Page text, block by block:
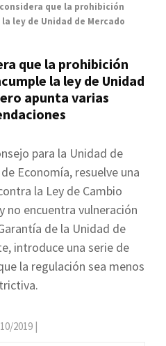
que la prohibición
ley de Unidad de Mercado
que la prohibición
la ley de Unidad
apunta varias
para la Unidad de
Economía, resuelve una
la Ley de Cambio
no encuentra vulneración
de la Unidad de
introduce una serie de
la regulación sea menos
2019 |